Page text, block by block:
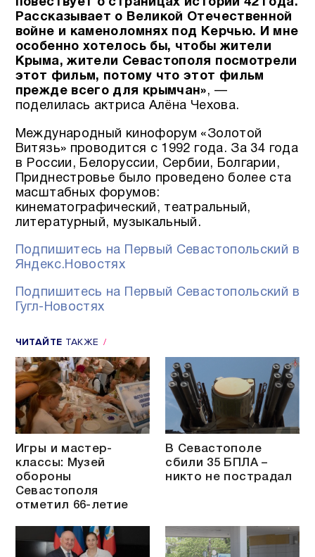
повествует о страницах истории 42 года.
Рассказывает о Великой Отечественной
войне и каменоломнях под Керчью. И мне
особенно хотелось бы, чтобы жители
Крыма, жители Севастополя посмотрели
этот фильм, потому что этот фильм
прежде всего для крымчан», —
поделилась актриса Алёна Чехова.
Международный кинофорум «Золотой
Витязь» проводится с 1992 года. За 34 года
в России, Белоруссии, Сербии, Болгарии,
Приднестровье было проведено более ста
масштабных форумов:
кинематографический, театральный,
литературный, музыкальный.
Подпишитесь на Первый Севастопольский в
Яндекс.Новостях
Подпишитесь на Первый Севастопольский в
Гугл-Новостях
ЧИТАЙТЕ ТАКЖЕ
Игры и мастер-
классы: Музей
обороны
Севастополя
отметил 66-летие
В Севастополе
сбили 35 БПЛА –
никто не пострадал